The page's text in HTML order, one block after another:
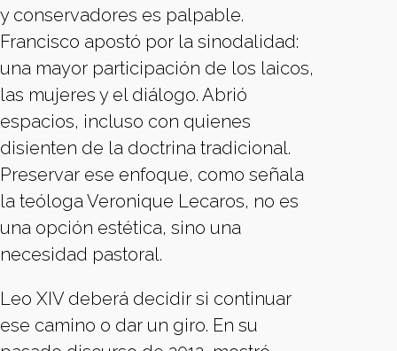
y conservadores es palpable.
Francisco apostó por la sinodalidad:
una mayor participación de los laicos,
las mujeres y el diálogo. Abrió
espacios, incluso con quienes
disienten de la doctrina tradicional.
Preservar ese enfoque, como señala
la teóloga Veronique Lecaros, no es
una opción estética, sino una
necesidad pastoral.
Leo XIV deberá decidir si continuar
ese camino o dar un giro. En su